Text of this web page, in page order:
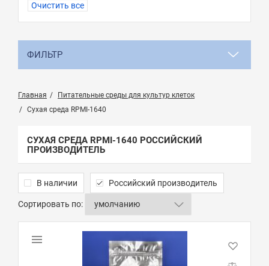
Очистить все
ФИЛЬТР
Главная
Питательные среды для культур клеток
Сухая среда RPMI-1640
СУХАЯ СРЕДА RPMI-1640 РОССИЙСКИЙ
ПРОИЗВОДИТЕЛЬ
В наличии Российский производитель
Сортировать по: